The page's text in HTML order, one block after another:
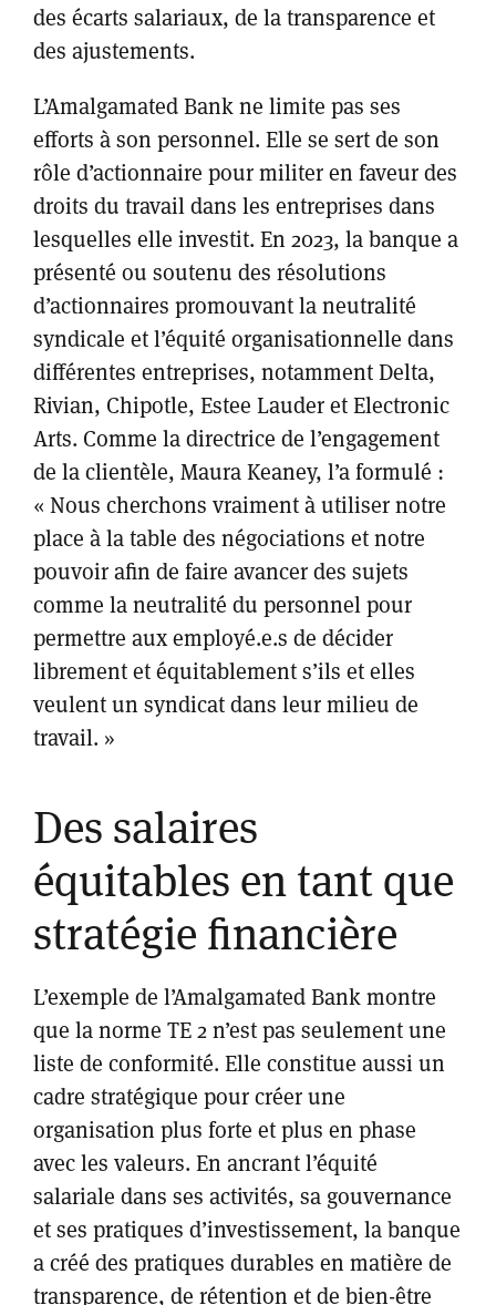
des écarts salariaux, de la transparence et
des ajustements.
L’Amalgamated Bank ne limite pas ses
efforts à son personnel. Elle se sert de son
rôle d’actionnaire pour militer en faveur des
droits du travail dans les entreprises dans
lesquelles elle investit. En 2023, la banque a
présenté ou soutenu des résolutions
d’actionnaires promouvant la neutralité
syndicale et l’équité organisationnelle dans
différentes entreprises, notamment Delta,
Rivian, Chipotle, Estee Lauder et Electronic
Arts. Comme la directrice de l’engagement
de la clientèle, Maura Keaney, l’a formulé :
« Nous cherchons vraiment à utiliser notre
place à la table des négociations et notre
pouvoir afin de faire avancer des sujets
comme la neutralité du personnel pour
permettre aux employé.e.s de décider
librement et équitablement s’ils et elles
veulent un syndicat dans leur milieu de
travail. »
Des salaires
équitables en tant que
stratégie financière
L’exemple de l’Amalgamated Bank montre
que la norme TE 2 n’est pas seulement une
liste de conformité. Elle constitue aussi un
cadre stratégique pour créer une
organisation plus forte et plus en phase
avec les valeurs. En ancrant l’équité
salariale dans ses activités, sa gouvernance
et ses pratiques d’investissement, la banque
a créé des pratiques durables en matière de
transparence, de rétention et de bien-être